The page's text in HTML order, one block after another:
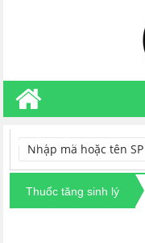
TÌM KIẾM
Thuốc tăng sinh lý